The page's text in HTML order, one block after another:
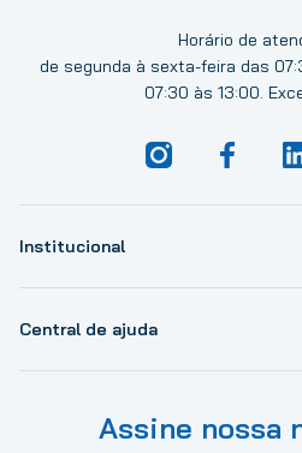
Horário de
de segunda à sexta-feira das
07:30 às 13:00.
Institucional
Central de ajuda
Assine nossa